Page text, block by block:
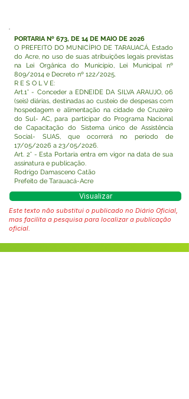
PORTARIA Nº 673, DE 14 DE MAIO DE 2026
O PREFEITO DO MUNICÍPIO DE TARAUACÁ, Estado
do Acre, no uso de suas atribuições legais previstas
na Lei Orgânica do Município, Lei Municipal nº
809/2014 e Decreto nº 122/2025.
R E S O L V E:
Art.1° - Conceder a EDNEIDE DA SILVA ARAUJO, 06
(seis) diárias, destinadas ao custeio de despesas com
hospedagem e alimentação na cidade de Cruzeiro
do Sul- AC, para participar do Programa Nacional
de Capacitação do Sistema único de Assistência
Social- SUAS, que ocorrerá no período de
17/05/2026 a 23/05/2026.
Art. 2° - Esta Portaria entra em vigor na data de sua
assinatura e publicação.
Rodrigo Damasceno Catão
Prefeito de Tarauacá-Acre
Visualizar
Este texto não substitui o publicado no Diário Oficial,
mas facilita a pesquisa para localizar a publicação
oficial.